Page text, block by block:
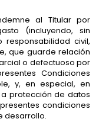
al Titular por
(incluyendo, sin
civil,
que guarde relación
o defectuoso por
Condiciones
y, en especial, en
protección de datos
condiciones
desarrollo.